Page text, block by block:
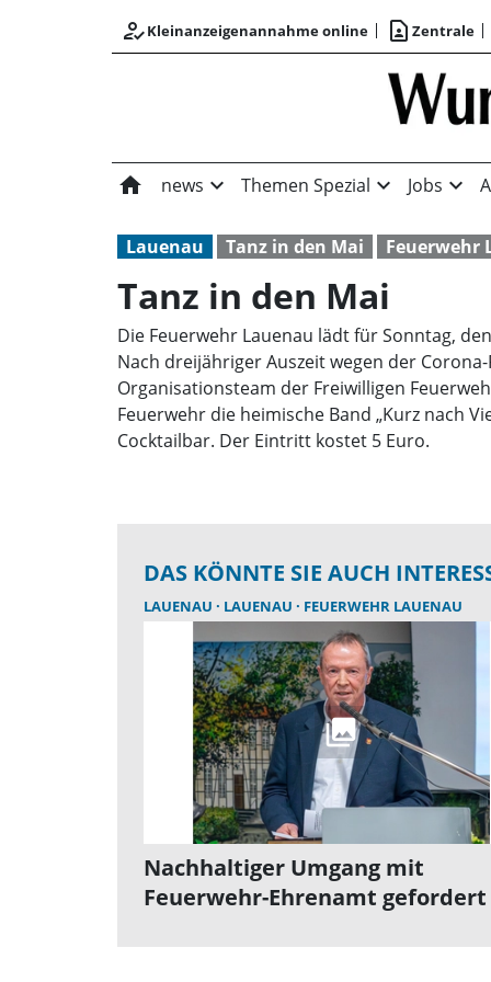
how_to_regKleinanzeigenannahme online contact_page Zentrale
home news expand_more Themen Spezial expand_more Jobs expand_more
Lauenau Tanz in den Mai Feuerwehr
Tanz in den Mai
Die Feuerwehr Lauenau lädt für Sonntag,
Nach dreijähriger Auszeit wegen der
Organisationsteam der Freiwilligen
Feuerwehr die heimische Band „Kurz nach
Cocktailbar. Der Eintritt kostet 5 Euro.
DAS KÖNNTE SIE AUCH
LAUENAU LAUENAU FEUERWEHR LAUENAU
Nachhaltiger Umgang mit
Feuerwehr-Ehrenamt gefordert